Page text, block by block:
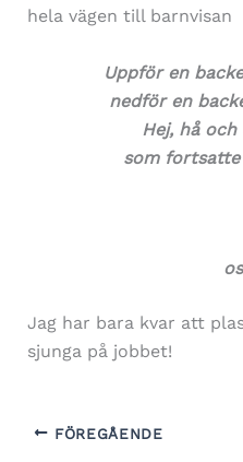
hela vägen till barnvisan
Uppför en
nedför en
Hej, hå
som
Jag har bara kvar att
sjunga på jobbet!
FÖREGÅENDE